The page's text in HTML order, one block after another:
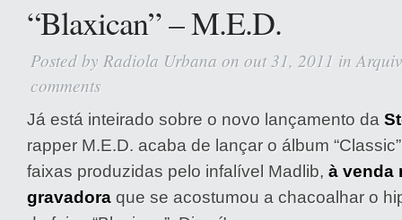
“Blaxican” – M.E.D.
Posted by Radiola Urbana on out 31, 2011 in
comments
Já está inteirado sobre o novo lançamento da
rapper M.E.D. acaba de lançar o álbum
faixas produzidas pelo infalível Madlib, à venda
gravadora que se acostumou a chacoalhar o